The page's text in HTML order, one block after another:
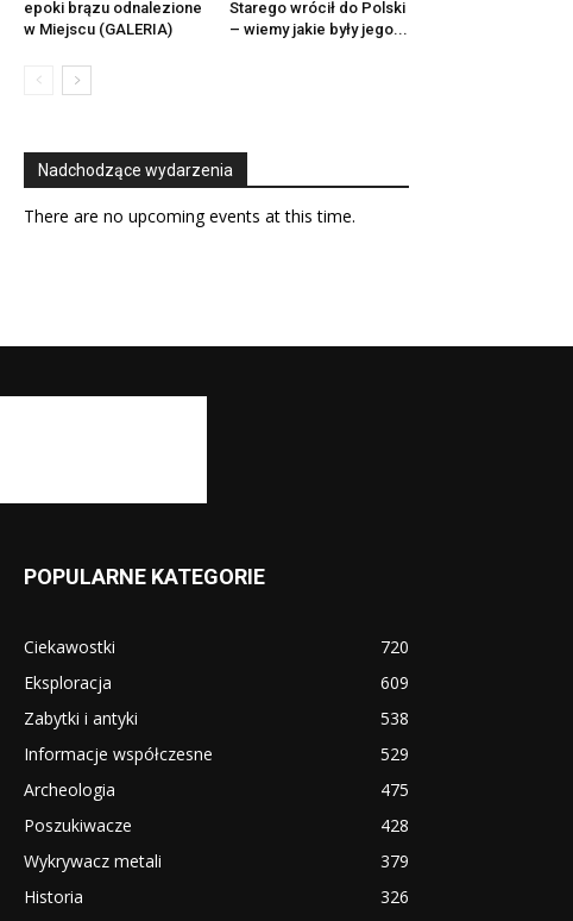
epoki brązu odnalezione
w Miejscu (GALERIA)
Starego wrócił do Polski
– wiemy jakie były jego...
Nadchodzące wydarzenia
There are no upcoming events at this time.
POPULARNE KATEGORIE
Ciekawostki
720
Eksploracja
609
Zabytki i antyki
538
Informacje współczesne
529
Archeologia
475
Poszukiwacze
428
Wykrywacz metali
379
Historia
326